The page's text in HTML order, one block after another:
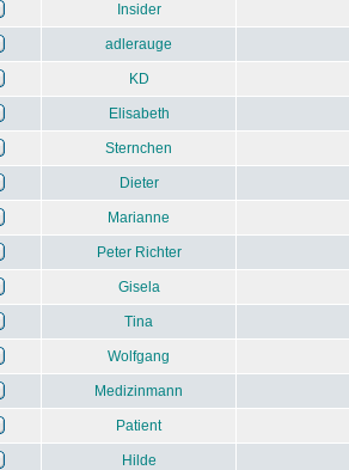
Insider
adlerauge
KD
Elisabeth
Sternchen
Dieter
Marianne
Peter Richter
Gisela
Tina
Wolfgang
Medizinmann
Patient
Hilde